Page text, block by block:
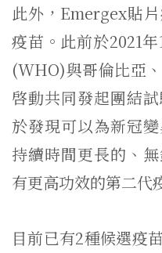
此外，Emergex貼
疫苗。此前於2021
(WHO)與哥倫比亞
啓動共同發起團結
於發現可以為新冠
持續時間更長的、
有更高功效的第二代
目前已有2種候選疫